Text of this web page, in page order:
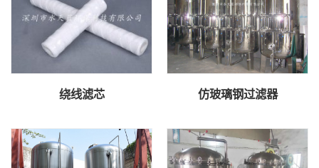
绕线滤芯 仿玻璃钢过滤器